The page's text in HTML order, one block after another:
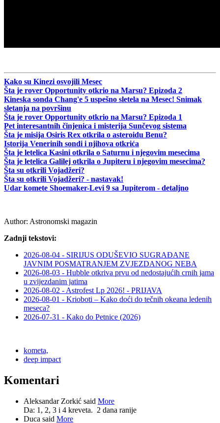
Kako su Kinezi osvojili Mesec
Šta je rover Opportunity otkrio na Marsu? Epizoda 2
Kineska sonda Chang'e 5 uspešno sletela na Mesec! Snimak
sletanja na površinu
Šta je rover Opportunity otkrio na Marsu? Epizoda 1
Pet interesantnih činjenica i misterija Sunčevog sistema
Šta je misija Osiris Rex otkrila o asteroidu Benu?
Istorija Venerinih sondi i njihova otkrića
Šta je letelica Kasini otkrila o Saturnu i njegovim mesecima
Šta je letelica Galilej otkrila o Jupiteru i njegovim mesecima?
Šta su otkrili Vojadžeri?
Šta su otkrili Vojadžeri? - nastavak!
Udar komete Shoemaker-Levi 9 sa Jupiterom - detaljno
Author: Astronomski magazin
Zadnji tekstovi:
2026-08-04 - SIRIJUS ODUŠEVIO SUGRAĐANE
JAVNIM POSMATRANJEM ZVJEZDANOG NEBA
2026-08-03 - Hubble otkriva prvu od nedostajućih crnih jama
u zvijezdanim jatima
2026-08-02 - Astrofest Lp 2026! - PRIJAVA
2026-08-01 - Krioboti – Kako doći do tečnih okeana ledenih
meseca?
2026-07-31 - Kako do Petnice (2026)
kometa,
deep impact
Komentari
Aleksandar Zorkić said More
Da: 1, 2, 3 i 4 kreveta. 2 dana ranije
Duca said More